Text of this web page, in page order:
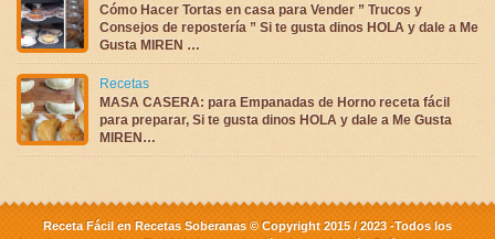
Cómo Hacer Tortas en casa para Vender ” Trucos y
Consejos de repostería ” Si te gusta dinos HOLA y dale a Me
Gusta MIREN …
Recetas
MASA CASERA: para Empanadas de Horno receta fácil
para preparar, Si te gusta dinos HOLA y dale a Me Gusta
MIREN…
Receta Fácil en Recetas Soberanas © Copyright 2015 / 2023 -Todos los